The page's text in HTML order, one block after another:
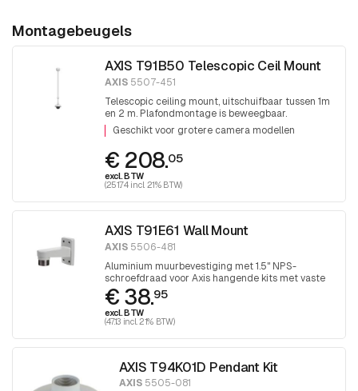
Montagebeugels
AXIS T91B50 Telescopic Ceil Mount
AXIS 5507-451
Telescopic ceiling mount, uitschuifbaar tussen 1m
en 2 m. Plafondmontage is beweegbaar.
Eindschroefdraad 1,5 inch PT draad.
Geschikt voor grotere camera modellen
€ 208.05
excl. BTW
(251.74 incl. 21% BTW)
AXIS T91E61 Wall Mount
AXIS 5506-481
Aluminium muurbevestiging met 1.5" NPS-
schroefdraad voor Axis hangende kits met vaste
koepel.
€ 38.95
excl. BTW
(47.13 incl. 21% BTW)
AXIS T94K01D Pendant Kit
AXIS5505-081